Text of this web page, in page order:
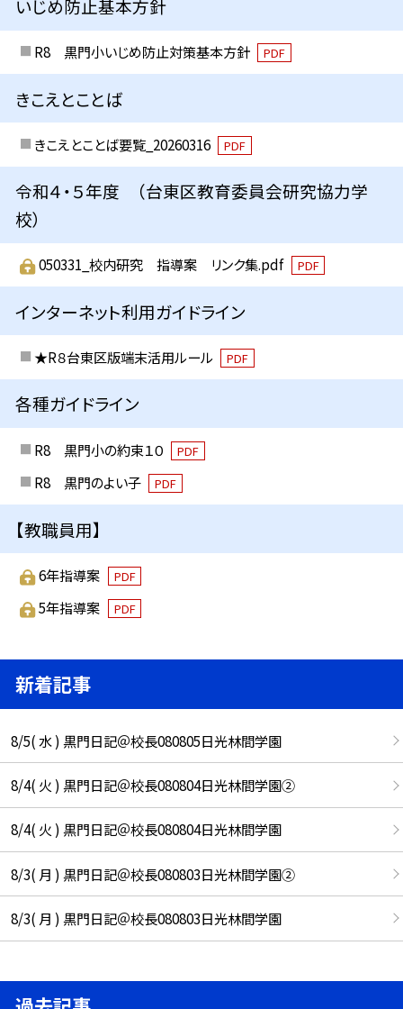
いじめ防止基本方針
R8 黒門小いじめ防止対策基本方針 PDF
きこえとことば
きこえとことば要覧_20260316 PDF
令和４・５年度 （台東区教育委員会研究協力学
校）
050331_校内研究 指導案 リンク集.pdf PDF
インターネット利用ガイドライン
★R８台東区版端末活用ルール PDF
各種ガイドライン
R8 黒門小の約束１０ PDF
R8 黒門のよい子 PDF
【教職員用】
6年指導案 PDF
5年指導案 PDF
新着記事
8/5( 水 ) 黒門日記＠校長080805日光林間学園
8/4( 火 ) 黒門日記＠校長080804日光林間学園②
8/4( 火 ) 黒門日記＠校長080804日光林間学園
8/3( 月 ) 黒門日記＠校長080803日光林間学園②
8/3( 月 ) 黒門日記＠校長080803日光林間学園